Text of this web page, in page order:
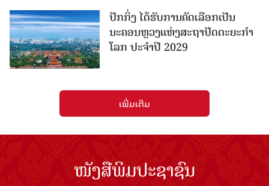
ປັກກິ່ງ ໄດ້ຮັບການຄັດເລືອກເປັນ
ນະຄອນຫຼວງແຫ່ງສະຖາປັດຕະຍະກຳ
ໂລກ ປະຈຳປີ 2029
ເພີ່ມເຕີມ
ໜັງສືພິມປະຊາຊົນ